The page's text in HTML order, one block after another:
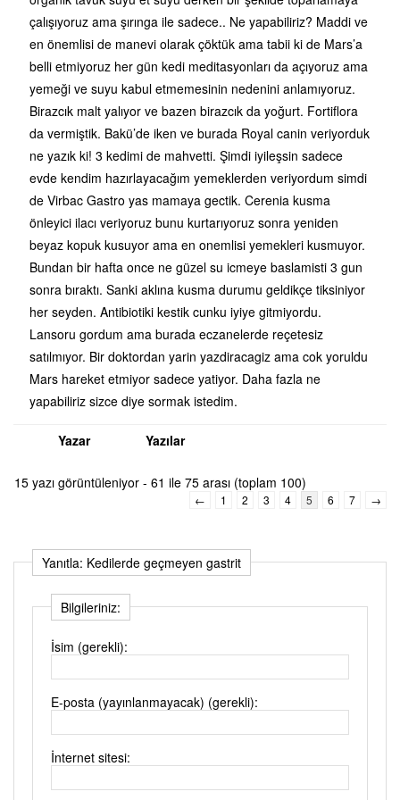
çalışıyoruz ama şırınga ile sadece.. Ne yapabiliriz? Maddi ve
en önemlisi de manevi olarak çöktük ama tabii ki de Mars’a
belli etmiyoruz her gün kedi meditasyonları da açıyoruz ama
yemeği ve suyu kabul etmemesinin nedenini anlamıyoruz.
Birazcık malt yalıyor ve bazen birazcık da yoğurt. Fortiflora
da vermiştik. Bakü’de iken ve burada Royal canin veriyorduk
ne yazık ki! 3 kedimi de mahvetti. Şimdi iyileşsin sadece
evde kendim hazırlayacağım yemeklerden veriyordum simdi
de Virbac Gastro yas mamaya gectik. Cerenia kusma
önleyici ilacı veriyoruz bunu kurtarıyoruz sonra yeniden
beyaz kopuk kusuyor ama en onemlisi yemekleri kusmuyor.
Bundan bir hafta once ne güzel su icmeye baslamisti 3 gun
sonra bıraktı. Sanki aklına kusma durumu geldikçe tiksiniyor
her seyden. Antibiotiki kestik cunku iyiye gitmiyordu.
Lansoru gordum ama burada eczanelerde reçetesiz
satılmıyor. Bir doktordan yarin yazdiracagiz ama cok yoruldu
Mars hareket etmiyor sadece yatiyor. Daha fazla ne
yapabiliriz sizce diye sormak istedim.
Yazar Yazılar
15 yazı görüntüleniyor - 61 ile 75 arası (toplam 100)
← 1 2 3 4 5 6 7 →
Yanıtla: Kedilerde geçmeyen gastrit
Bilgileriniz:
İsim (gerekli):
E-posta (yayınlanmayacak) (gerekli):
İnternet sitesi: